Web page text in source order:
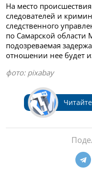
На место
следователей и
следственного
по Самарской области
подозреваемая
отношении нее будет
фото: pixabay